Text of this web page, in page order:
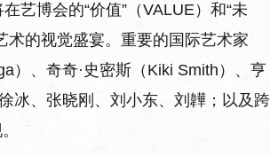
艺博会的“价值”（VALUE）和“未
术的视觉盛宴。重要的国际艺术家
）、奇奇·史密斯（Kiki Smith）、亨
冰、张晓刚、刘小东、刘韡；以及跨